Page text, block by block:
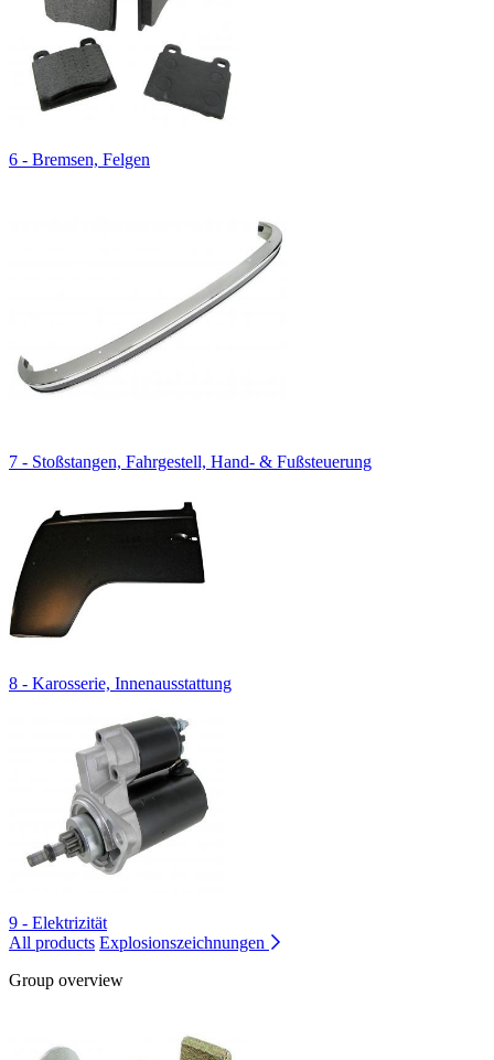
6 - Bremsen, Felgen
7 - Stoßstangen, Fahrgestell, Hand- & Fußsteuerung
8 - Karosserie, Innenausstattung
9 - Elektrizität
All products Explosionszeichnungen
Group overview